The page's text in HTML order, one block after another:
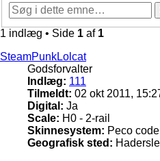
1 indlæg • Side 1 af 1
SteamPunkLolcat
Godsforvalter
Indlæg: 111
Tilmeldt: 02 okt 2011,
Digital: Ja
Scale: H0 - 2-rail
Skinnesystem: Peco
Geografisk sted: